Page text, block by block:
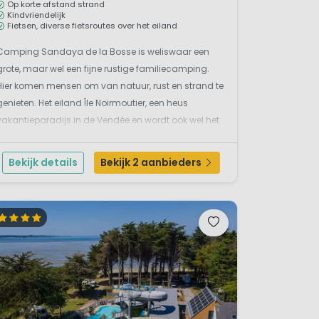
van de bezetting door
het landschap, en soms zijn
Muscadet. In het
je ook heerlijk kan winkelen.
mensen tijden lang
plek. Dit departement ligt
Je kunt er heerlijk fietsen
en er zijnspeciale fietsroutes
de gekken)is het
Op korte afstand strand
Kindvriendelijk
Fietsen, diverse fietsroutes over het eiland
Sandaya de la Bosse is weliswaar een
maar wel een fijne rustige familiecamping.
komen mensen om van natuur, rust en strand te
Het eiland Île Noirmoutier, een heus
in de Vendée en wordt ook wel het
de eeuwenoude zoutpannen, de 40 kilometer
stranden...
Bekijk details Bekijk 2 aanbieders